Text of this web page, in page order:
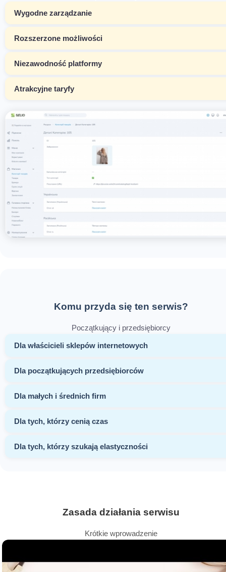
Wygodne zarządzanie
Rozszerzone możliwości
Niezawodność platformy
Atrakcyjne taryfy
Komu przyda się ten serwis?
Początkujący i przedsiębiorcy
Dla właścicieli sklepów internetowych
Dla początkujących przedsiębiorców
Dla małych i średnich firm
Dla tych, którzy cenią czas
Dla tych, którzy szukają elastyczności
Zasada działania serwisu
Krótkie wprowadzenie